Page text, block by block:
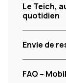
Le Teich,
quotidien
Envie de
FAQ –